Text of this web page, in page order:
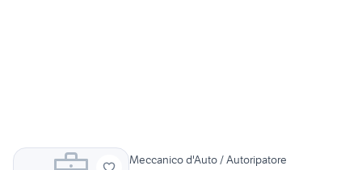
Meccanico d'Auto / Autoripatore